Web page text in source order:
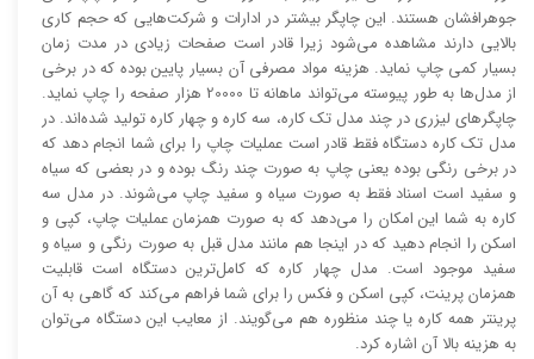
جوهرافشان هستند. این چاپگر بیشتر در ادارات و شرکت‌هایی که حجم کاری
بالایی دارند مشاهده می‌شود زیرا قادر است صفحات زیادی در مدت زمان
بسیار کمی چاپ نماید. هزینه مواد مصرفی آن بسیار پایین بوده که در برخی
از مدل‌ها به طور پیوسته می‌تواند ماهانه تا 20000 هزار صفحه را چاپ نماید.
چاپگر‌های لیزری در چند مدل تک کاره، سه کاره و چهار کاره تولید شده‌اند. در
مدل تک کاره دستگاه فقط قادر است عملیات چاپ را برای شما انجام دهد که
در برخی رنگی بوده یعنی چاپ به صورت چند رنگ بوده و در بعضی که سیاه
و سفید است اسناد فقط به صورت سیاه و سفید چاپ می‌شوند. در مدل سه
کاره به شما این امکان را می‌دهد که به صورت همزمان عملیات چاپ، کپی و
اسکن را انجام دهید که در اینجا هم مانند مدل قبل به صورت رنگی و سیاه و
سفید موجود است. مدل چهار کاره که کامل‌ترین دستگاه است قابلیت
همزمان پرینت، کپی اسکن و فکس را برای شما فراهم می‌کند که گاهی به آن
پرینتر همه کاره یا چند منظوره هم می‌گویند. از معایب این دستگاه می‌توان
به هزینه بالا آن اشاره کرد.